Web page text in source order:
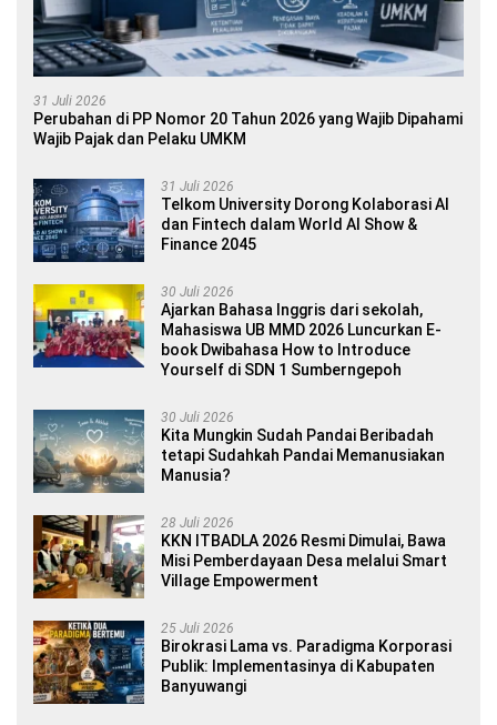
31 Juli 2026
Perubahan di PP Nomor 20 Tahun 2026 yang Wajib Dipahami
Wajib Pajak dan Pelaku UMKM
31 Juli 2026
Telkom University Dorong Kolaborasi AI
dan Fintech dalam World AI Show &
Finance 2045
30 Juli 2026
Ajarkan Bahasa Inggris dari sekolah,
Mahasiswa UB MMD 2026 Luncurkan E-
book Dwibahasa How to Introduce
Yourself di SDN 1 Sumberngepoh
30 Juli 2026
Kita Mungkin Sudah Pandai Beribadah
tetapi Sudahkah Pandai Memanusiakan
Manusia?
28 Juli 2026
KKN ITBADLA 2026 Resmi Dimulai, Bawa
Misi Pemberdayaan Desa melalui Smart
Village Empowerment
25 Juli 2026
Birokrasi Lama vs. Paradigma Korporasi
Publik: Implementasinya di Kabupaten
Banyuwangi